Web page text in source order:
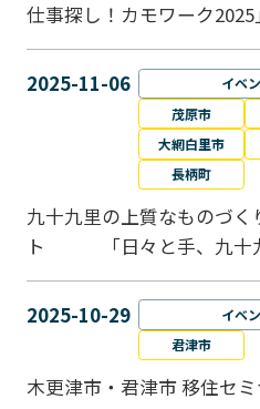
仕事探し！カモワーク2025
2025-11-06 イベ
茂原市
大網白里市
長柄町
九十九里の上質なものづく
ト 「日々と手、九十
2025-10-29 イベ
君津市
木更津市・君津市 移住セ